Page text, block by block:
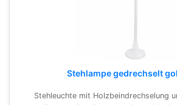
Stehlampe gedrechselt
Stehleuchte mit Holzbeindrechselung